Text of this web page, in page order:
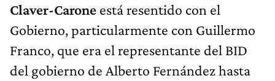
Claver-Carone está resentido con el
Gobierno, particularmente con Guillermo
Franco, que era el representante del BID
del gobierno de Alberto Fernández hasta